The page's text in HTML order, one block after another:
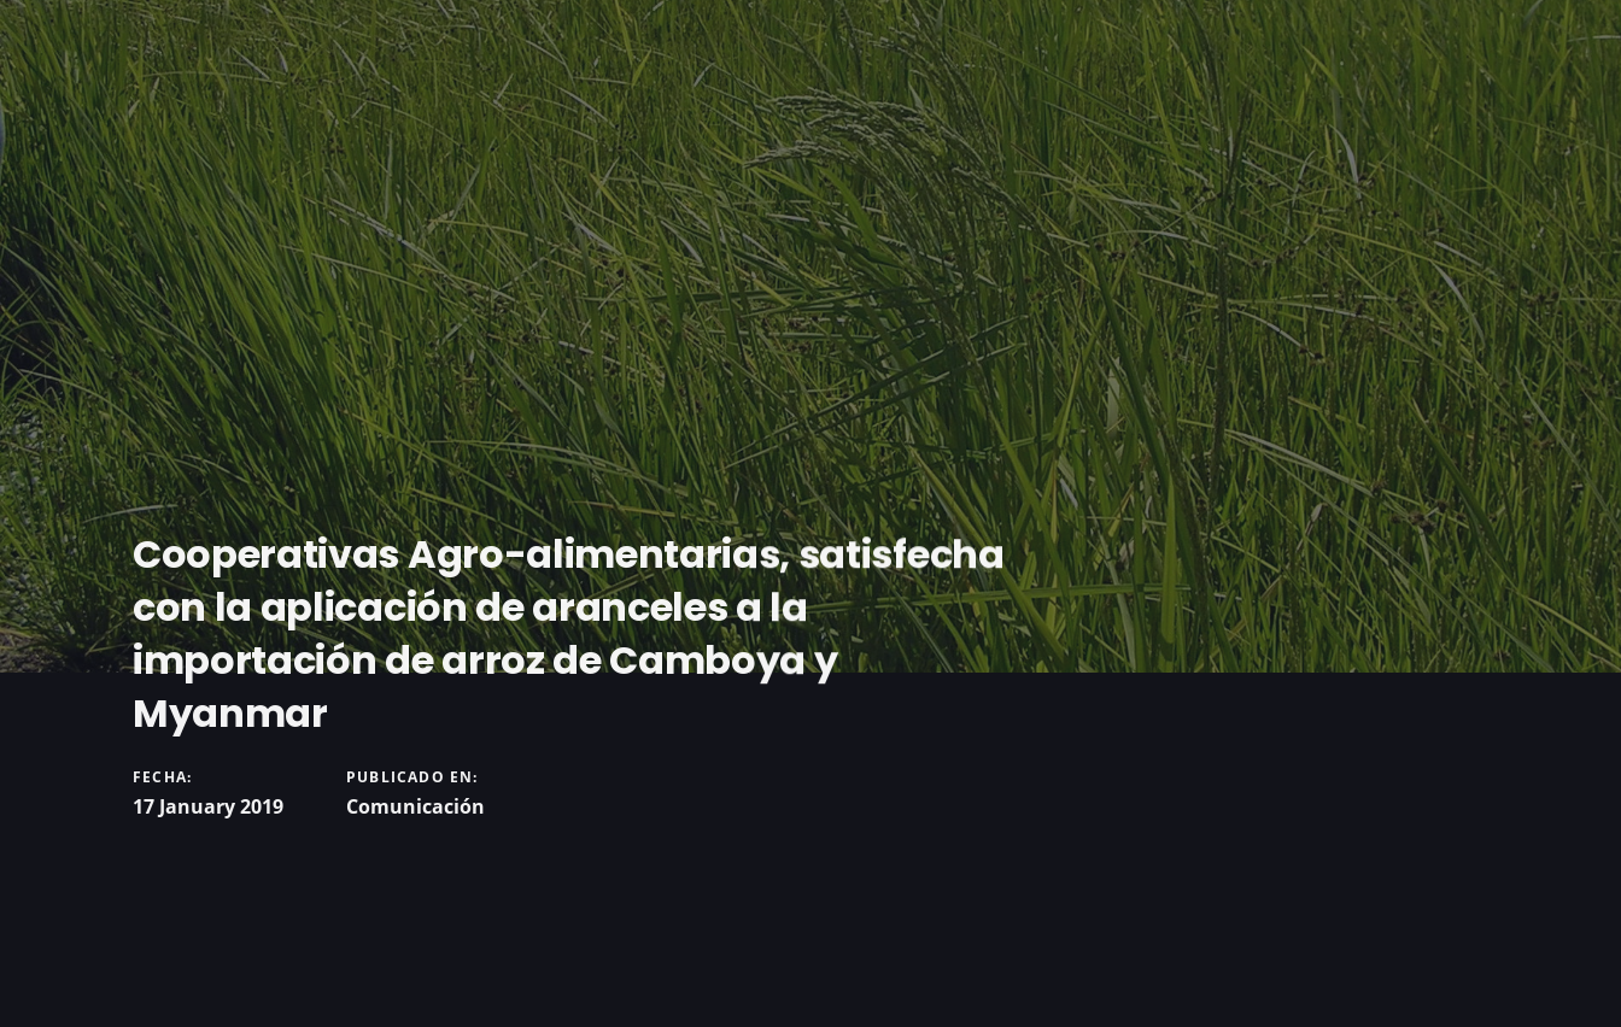
Cooperativas Agro-alimentarias, satisfecha
con la aplicación de aranceles a la
importación de arroz de Camboya y
Myanmar
FECHA:
17 January 2019
PUBLICADO EN:
Comunicación